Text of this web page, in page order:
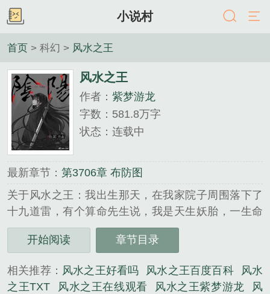
小说村
首页 > 科幻 > 风水之王
风水之王
作者： 紫梦游龙
字数：581.8万字
状态：连载中
最新章节： 第3706章 布防图
关于风水之王：我出生那天，在我家院子周围落下了
十九道雷，有个算命先生说，我是天生妖胎，一生命
犯十八劫，不是别人死就是我死，结果那算命先生在
我出生第一天就应了我的劫，抱着我刚出了村口就突
《风水之王》是紫梦游龙精心创作的科幻类小说。
开始阅读 章节目录
相关推荐： 风水之王好看吗 风水之王百度百科
风水
之王TXT
风水之王在线观看 风水之王紫梦游龙
风